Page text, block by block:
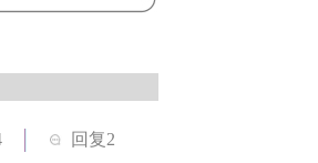
回复2